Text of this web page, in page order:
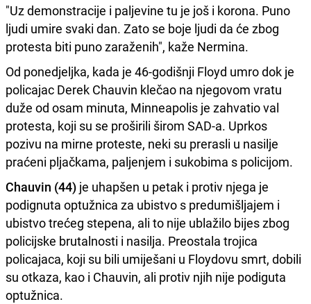
"Uz demonstracije i paljevine tu je još i korona. Puno
ljudi umire svaki dan. Zato se boje ljudi da će zbog
protesta biti puno zaraženih", kaže Nermina.
Od ponedjeljka, kada je 46-godišnji Floyd umro dok je
policajac Derek Chauvin klečao na njegovom vratu
duže od osam minuta, Minneapolis je zahvatio val
protesta, koji su se proširili širom SAD-a. Uprkos
pozivu na mirne proteste, neki su prerasli u nasilje
praćeni pljačkama, paljenjem i sukobima s policijom.
Chauvin (44) je uhapšen u petak i protiv njega je
podignuta optužnica za ubistvo s predumišljajem i
ubistvo trećeg stepena, ali to nije ublažilo bijes zbog
policijske brutalnosti i nasilja. Preostala trojica
policajaca, koji su bili umiješani u Floydovu smrt, dobili
su otkaza, kao i Chauvin, ali protiv njih nije podiguta
optužnica.